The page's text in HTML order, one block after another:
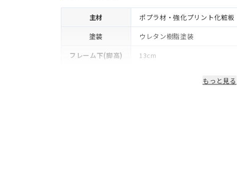
主材
ポプラ材・強化プリント化粧板
塗装
ウレタン樹脂塗装
フレーム下(脚高)
13cm
もっと見る